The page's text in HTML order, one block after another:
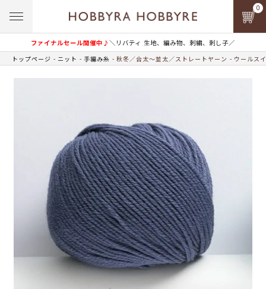
ファイナルセール開催中♪＼リバティ 生地、編み物、刺繍、刺し子／
0
トップページ ニット 手編み糸 秋冬／合太～並太／ストレートヤーン ウールス